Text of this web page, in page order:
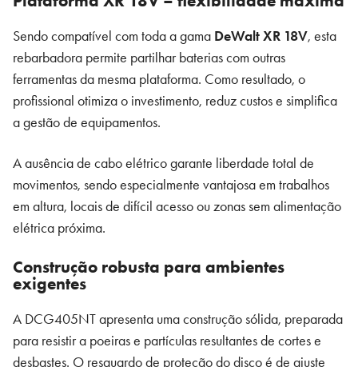
Sendo compatível com toda a gama DeWalt XR 18V, esta
rebarbadora permite partilhar baterias com outras
ferramentas da mesma plataforma. Como resultado, o
profissional otimiza o investimento, reduz custos e simplifica
a gestão de equipamentos.
A ausência de cabo elétrico garante liberdade total de
movimentos, sendo especialmente vantajosa em trabalhos
em altura, locais de difícil acesso ou zonas sem alimentação
elétrica próxima.
Construção robusta para ambientes
exigentes
A DCG405NT apresenta uma construção sólida, preparada
para resistir a poeiras e partículas resultantes de cortes e
desbastes. O resguardo de proteção do disco é de ajuste